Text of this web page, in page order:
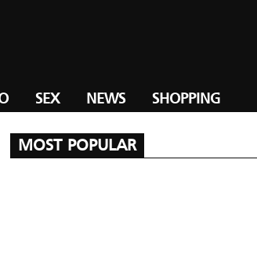
SEX NEWS SHOPPING
MOST POPULAR